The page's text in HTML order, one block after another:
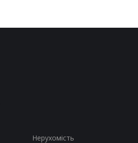
Нерухомість